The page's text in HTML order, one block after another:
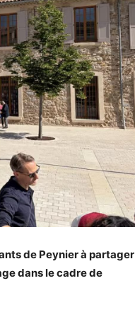
de Peynier à partager
dans le cadre de